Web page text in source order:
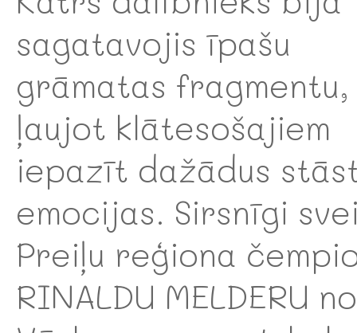
sagatavojis īpašu
grāmatas fragmentu,
ļaujot klātesošajiem
iepazīt dažādus
emocijas. Sirsnīgi
Preiļu reģiona
RINALDU MELDERU no